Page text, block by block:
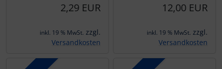
2,29 EUR
inkl. 19 % MwSt. zzgl.
Versandkosten
12,00 EUR
inkl. 19 % MwSt. zzgl.
Versandkosten